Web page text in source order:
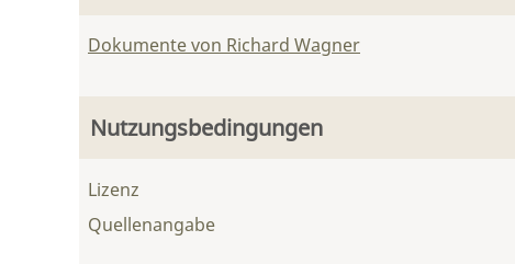
Dokumente von Richard Wagner
Nutzungsbedingungen
Lizenz
Quellenangabe